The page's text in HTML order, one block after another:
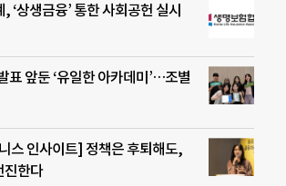
‘상생금융’ 통한 사회공헌 실시
표 앞둔 ‘유일한 아카데미’…조별
스 인사이트] 정책은 후퇴해도,
진한다